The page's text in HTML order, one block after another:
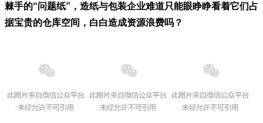
棘手的“问题纸”，造纸与包装企业难道只能眼睁睁看着它们占
据宝贵的仓库空间，白白造成资源浪费吗？